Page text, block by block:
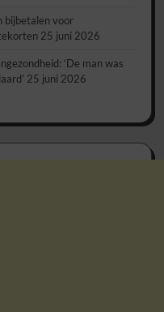
bijbetalen voor
25 juni 2026
‘De man was
25 juni 2026